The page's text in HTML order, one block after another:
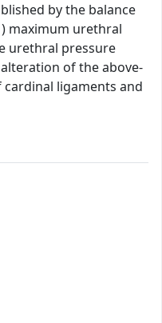
by the balance
maximum urethral
urethral pressure
of the above-
ligaments and